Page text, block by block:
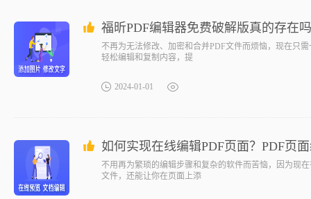
福昕PDF编辑器免费破解版真的存在
不再为无法修改、加密和合并PDF文件而烦恼，现在只
轻松编辑和复制内容，提
2024-01-01
如何实现在线编辑PDF页面？PDF页
不用再为繁琐的编辑步骤和复杂的软件而苦恼，因为现
文件，还能让你在页面上添